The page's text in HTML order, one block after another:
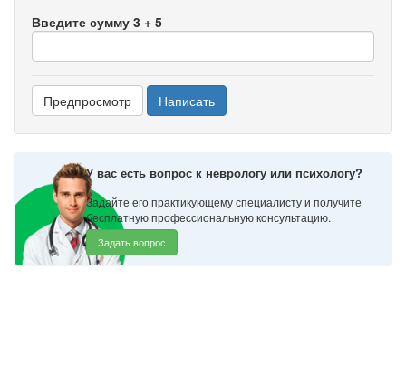
Введите сумму 3 + 5
У вас есть вопрос к неврологу или психологу?
Задайте его практикующему специалисту и получите
бесплатную профессиональную консультацию.
Задать вопрос